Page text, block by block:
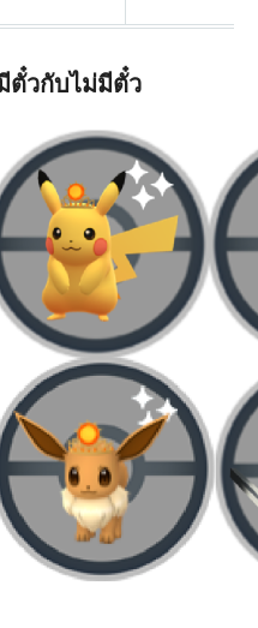
ตั๋วกับไม่มีตั๋ว